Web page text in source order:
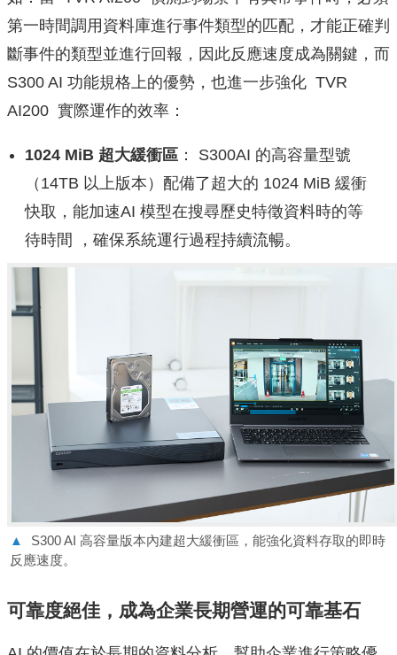
第一時間調用資料庫進行事件類型的匹配，才能正確判
斷事件的類型並進行回報，因此反應速度成為關鍵，而
S300 AI 功能規格上的優勢，也進一步強化 TVR
AI200 實際運作的效率：
1024 MiB 超大緩衝區 ： S300AI 的高容量型號
（14TB 以上版本）配備了超大的 1024 MiB 緩衝
快取，能加速AI 模型在搜尋歷史特徵資料時的等
待時間 ，確保系統運行過程持續流暢。
▲
S300 AI 高容量版本內建超大緩衝區，能強化資料存取的即時
反應速度。
可靠度絕佳，成為企業長期營運的可靠基石